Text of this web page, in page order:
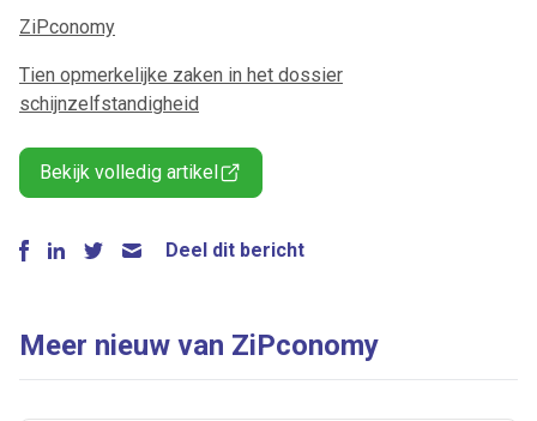
ZiPconomy
Tien opmerkelijke zaken in het dossier
schijnzelfstandigheid
Bekijk volledig artikel
Deel dit bericht
Meer nieuw van ZiPconomy